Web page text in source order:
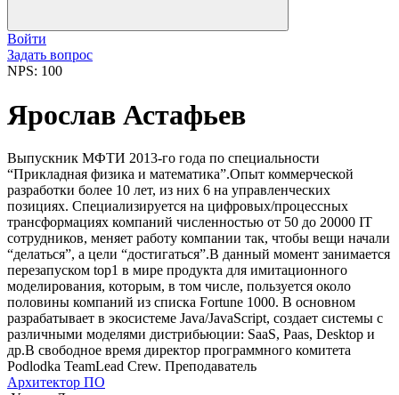
Войти
Задать вопрос
NPS: 100
Ярослав Астафьев
Выпускник МФТИ 2013-го года по специальности
“Прикладная физика и математика”.Опыт коммерческой
разработки более 10 лет, из них 6 на управленческих
позициях. Специализируется на цифровых/процессных
трансформациях компаний численностью от 50 до 20000 IT
сотрудников, меняет работу компании так, чтобы вещи начали
“делаться”, а цели “достигаться”.В данный момент занимается
перезапуском top1 в мире продукта для имитационного
моделирования, которым, в том числе, пользуется около
половины компаний из списка Fortune 1000. В основном
разрабатывает в экосистеме Java/JavaScript, создает системы с
различными моделями дистрибьюции: SaaS, Paas, Desktop и
др.В свободное время директор программного комитета
Podlodka TeamLead Crew. Преподаватель
Архитектор ПО